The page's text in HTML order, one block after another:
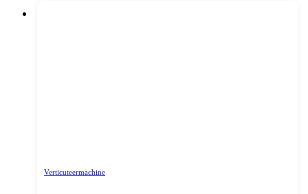
Verticuteermachine